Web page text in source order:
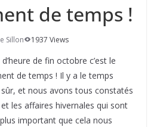
de temps !
Sillon 1937 Views
de fin octobre c’est le
de temps ! Il y a le temps
et nous avons tous constatés
les affaires hivernales qui sont
important que cela nous